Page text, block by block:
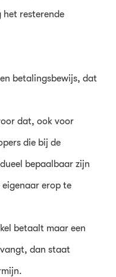
het resterende
betalingsbewijs, dat
dat, ook voor
die bij de
bepaalbaar zijn
erop te
betaalt maar een
dan staat